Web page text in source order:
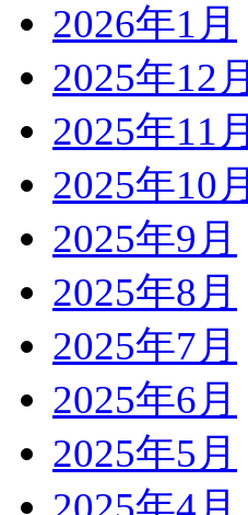
2026年1月
2025年12月
2025年11月
2025年10月
2025年9月
2025年8月
2025年7月
2025年6月
2025年5月